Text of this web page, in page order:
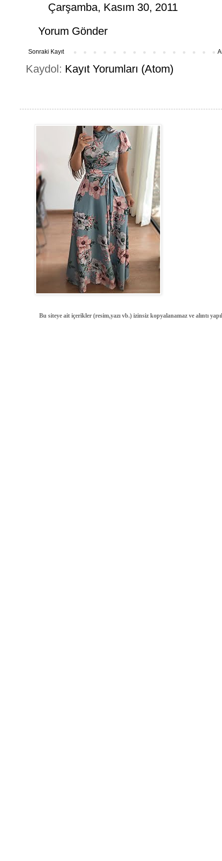
Çarşamba, Kasım 30, 2011
Yorum Gönder
Sonraki Kayıt
Kaydol: Kayıt Yorumları (Atom)
Bu siteye ait içerikler (resim,yazı vb.) izinsiz kopyalanamaz ve alıntı